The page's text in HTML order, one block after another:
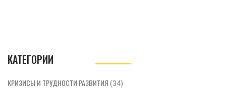
КАТЕГОРИИ
КРИЗИСЫ И ТРУДНОСТИ РАЗВИТИЯ (34)